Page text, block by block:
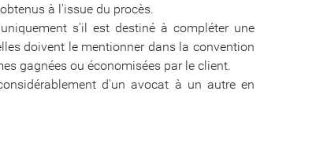
à l'issue du procès.
s'il est destiné à compléter une
doivent le mentionner dans la convention
gagnées ou économisées par le client.
d'un avocat à un autre en